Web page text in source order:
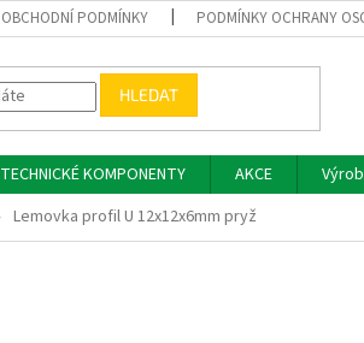
OBCHODNÍ PODMÍNKY PODMÍNKY OCHRANY
HLEDAT
TECHNICKÉ KOMPONENTY AKCE
Lemovka profil U 12x12x6mm pryž